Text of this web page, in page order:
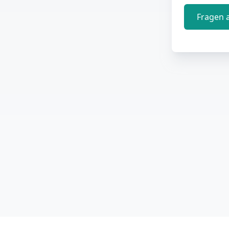
Fragen